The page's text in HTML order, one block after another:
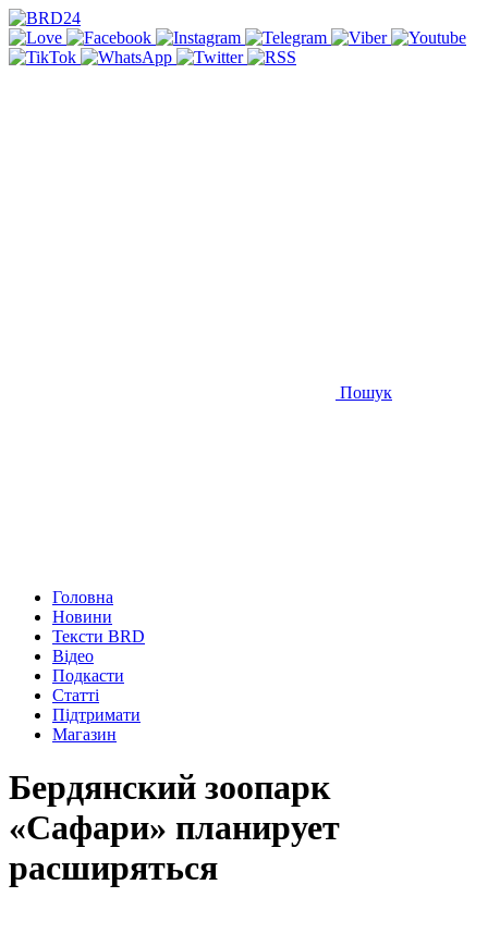
Пошук
Головна
Новини
Тексти BRD
Відео
Подкасти
Статті
Підтримати
Магазин
Бердянский зоопарк
«Сафари» планирует
расширяться